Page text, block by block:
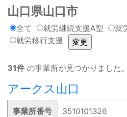
山口県山口市
全て 就労継続支援A型
就
就労移行支援
31件 の事業所が見つかりました。
アークス山口
事業所番号 3510101326